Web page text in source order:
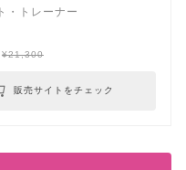
・トレーナー
¥21,300
販売サイトをチェック